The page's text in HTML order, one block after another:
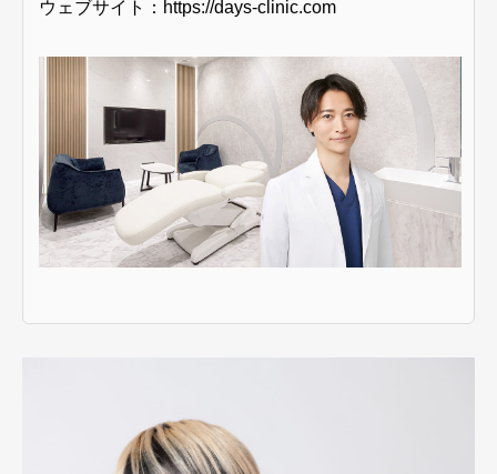
ウェブサイト： https://days-clinic.com